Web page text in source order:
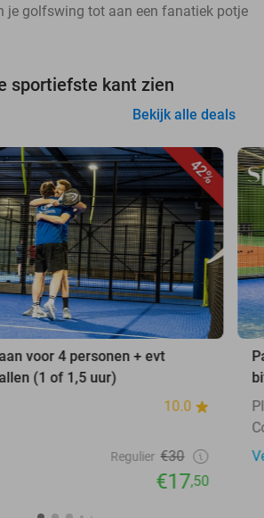
je golfswing tot aan een fanatiek potje
sportiefste kant zien
Bekijk alle deals
42%
voor 4 personen + evt
(1 of 1,5 uur)
10.0
Regulier €30
€17,50